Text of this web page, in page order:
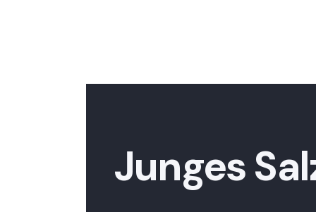
Junges